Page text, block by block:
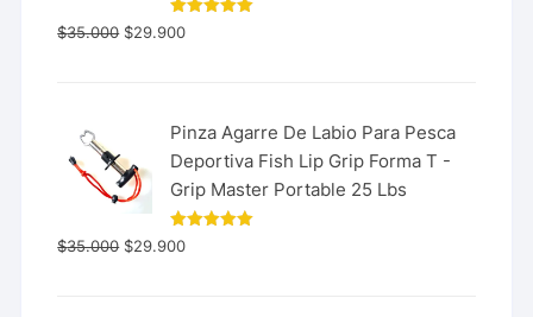
Valorado
con
$35.000 $29.900
Pinza Agarre De Labio Para Pesca
Deportiva Fish Lip Grip Forma T -
Grip Master Portable 25 Lbs
Valorado
con
$35.000 $29.900